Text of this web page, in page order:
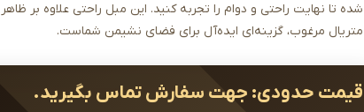
شده تا نهایت راحتی و دوام را تجربه کنید. این مبل راحتی علاوه بر
متریال مرغوب، گزینه‌ای ایده‌آل برای فضای نشیمن شماست.
قیمت حدودی: جهت سفارش تماس بگیرید.